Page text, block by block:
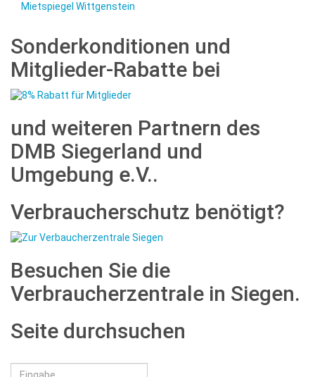
Mietspiegel Wittgenstein
Sonderkonditionen und
Mitglieder-Rabatte bei
und weiteren Partnern des
DMB Siegerland und
Umgebung e.V..
Verbraucherschutz benötigt?
Besuchen Sie die
Verbraucherzentrale in Siegen.
Seite durchsuchen